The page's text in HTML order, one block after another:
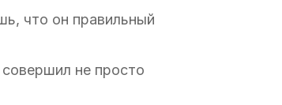
что он правильный
не просто